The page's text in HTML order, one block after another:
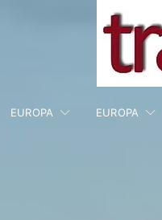
EUROPA EUROPA